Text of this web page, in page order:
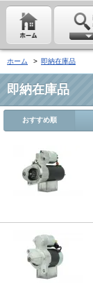
ホーム > 即納在庫品
即納在庫品
おすすめ順